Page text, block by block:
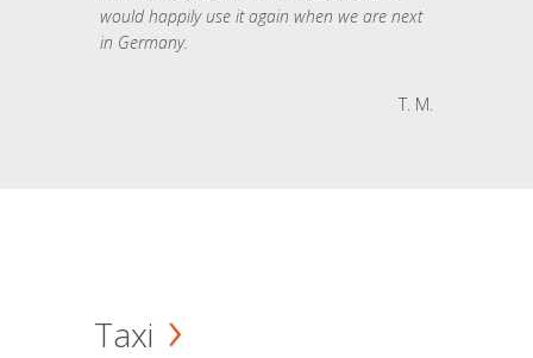
would happily use it again when we are next
in Germany.
T. M.
Taxi